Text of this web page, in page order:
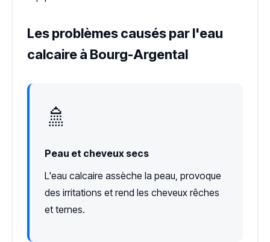
Les problèmes causés par l'eau
calcaire à Bourg-Argental
🚿
Peau et cheveux secs
L'eau calcaire assèche la peau, provoque
des irritations et rend les cheveux rêches
et ternes.